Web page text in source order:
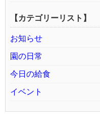
【カテゴリーリスト】
お知らせ
園の日常
今日の給食
イベント